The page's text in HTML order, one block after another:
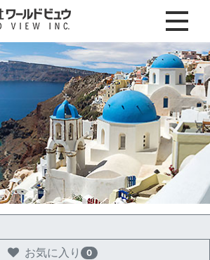
お気に入り 0